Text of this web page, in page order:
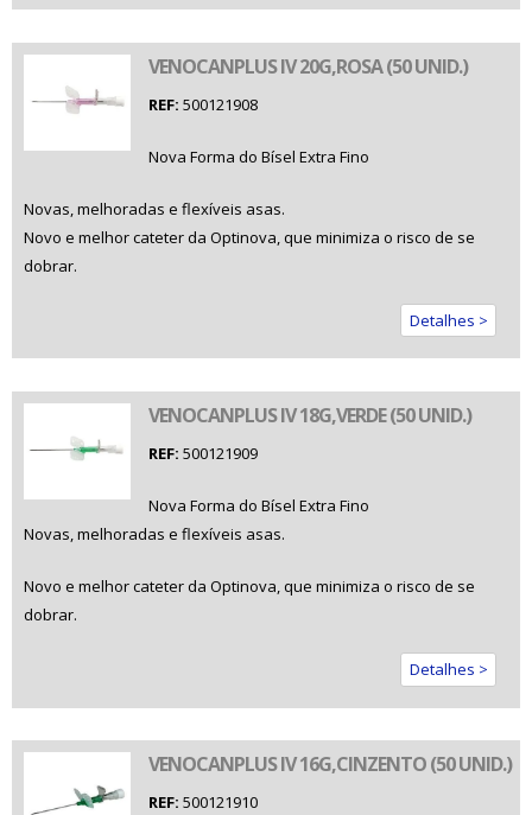
VENOCANPLUS IV 20G,ROSA (50 UNID.)
REF: 500121908
Nova Forma do Bísel Extra Fino
Novas, melhoradas e flexíveis asas.
Novo e melhor cateter da Optinova, que minimiza o risco de se
dobrar.
Detalhes >
VENOCANPLUS IV 18G,VERDE (50 UNID.)
REF: 500121909
Nova Forma do Bísel Extra Fino
Novas, melhoradas e flexíveis asas.
Novo e melhor cateter da Optinova, que minimiza o risco de se
dobrar.
Detalhes >
VENOCANPLUS IV 16G,CINZENTO (50 UNID.)
REF: 500121910